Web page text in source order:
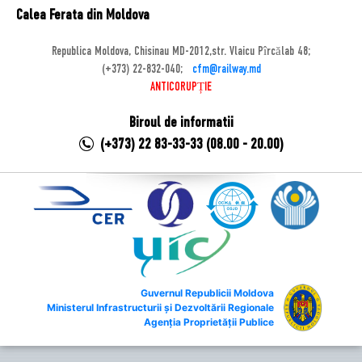
Calea Ferata din Moldova
Republica Moldova, Chisinau MD-2012,str. Vlaicu Pîrcălab 48;
(+373) 22-832-040;
cfm@railway.md
ANTICORUPȚIE
Biroul de informatii
(+373) 22 83-33-33 (08.00 - 20.00)
Guvernul Republicii Moldova
Ministerul Infrastructurii și Dezvoltării Regionale
Agenția Proprietății Publice